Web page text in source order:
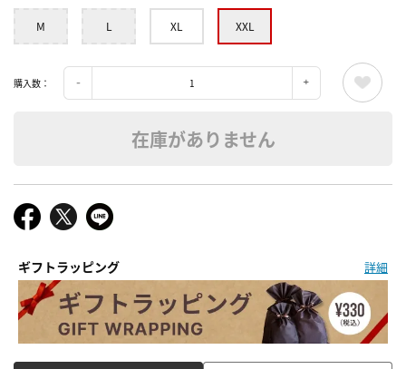
M L XL XXL
購入数：
在庫がありません
ギフトラッピング 詳細